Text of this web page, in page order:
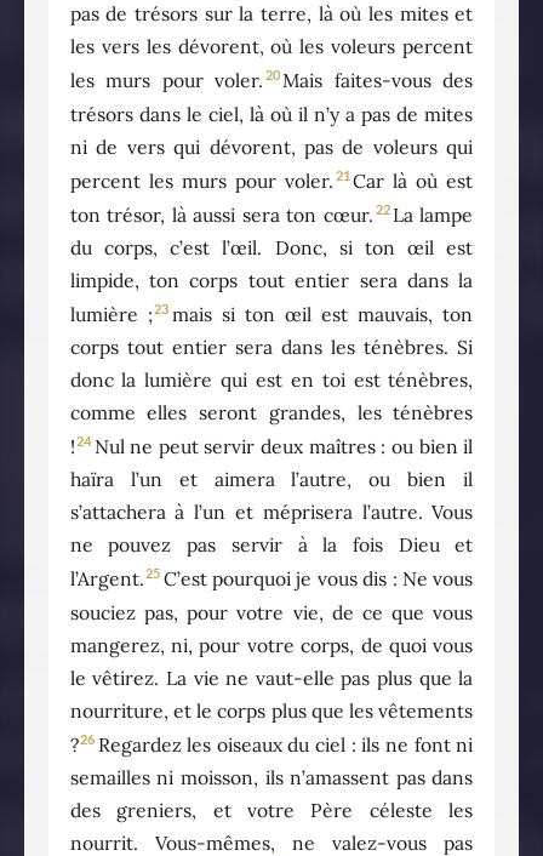
pas de trésors sur la terre, là où les mites et
les vers les dévorent, où les voleurs percent
les murs pour voler. 20Mais faites-vous des
trésors dans le ciel, là où il n’y a pas de mites
ni de vers qui dévorent, pas de voleurs qui
percent les murs pour voler. 21 Car là où est
ton trésor, là aussi sera ton cœur. 22 La lampe
du corps, c’est l’œil. Donc, si ton œil est
limpide, ton corps tout entier sera dans la
lumière ;23 mais si ton œil est mauvais, ton
corps tout entier sera dans les ténèbres. Si
donc la lumière qui est en toi est ténèbres,
comme elles seront grandes, les ténèbres
!24 Nul ne peut servir deux maîtres : ou bien il
haïra l’un et aimera l’autre, ou bien il
s’attachera à l’un et méprisera l’autre. Vous
ne pouvez pas servir à la fois Dieu et
l’Argent.25 C’est pourquoi je vous dis : Ne vous
souciez pas, pour votre vie, de ce que vous
mangerez, ni, pour votre corps, de quoi vous
le vêtirez. La vie ne vaut-elle pas plus que la
nourriture, et le corps plus que les vêtements
?26 Regardez les oiseaux du ciel : ils ne font ni
semailles ni moisson, ils n’amassent pas dans
des greniers, et votre Père céleste les
nourrit. Vous-mêmes, ne valez-vous pas